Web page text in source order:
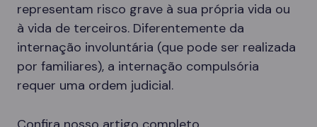
representam risco grave à sua própria vida ou
à vida de terceiros. Diferentemente da
internação involuntária (que pode ser realizada
por familiares), a internação compulsória
requer uma ordem judicial.